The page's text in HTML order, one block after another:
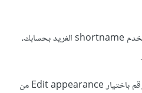
- بعد التسجيل احتفظ باسم المستخدم shortname الفريد بحسابك،
- الآن انتقل إلى لوحة تحكّم تمبلر وقم باختيار Edit appearance من